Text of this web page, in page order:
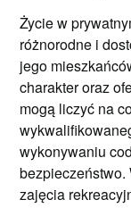
Życie w
różnorodne i
jego
charakter oraz
mogą liczyć na
wykonywaniu
zajęcia